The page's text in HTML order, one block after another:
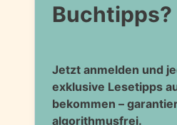
Buchtipps?